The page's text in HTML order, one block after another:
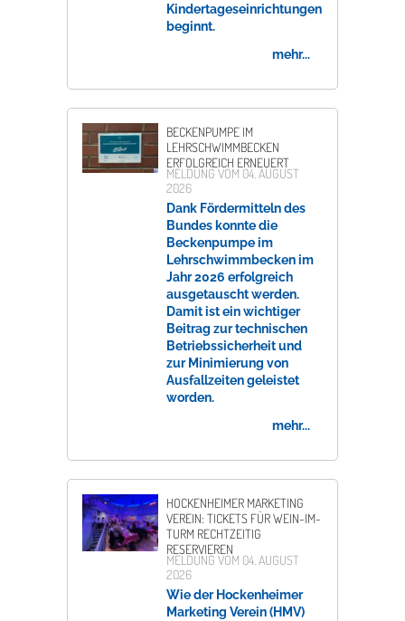
Kindertageseinrichtungen
beginnt.
mehr...
BECKENPUMPE IM
LEHRSCHWIMMBECKEN
ERFOLGREICH ERNEUERT
MELDUNG VOM 04. AUGUST
2026
Dank Fördermitteln des
Bundes konnte die
Beckenpumpe im
Lehrschwimmbecken im
Jahr 2026 erfolgreich
ausgetauscht werden.
Damit ist ein wichtiger
Beitrag zur technischen
Betriebssicherheit und
zur Minimierung von
Ausfallzeiten geleistet
worden.
mehr...
HOCKENHEIMER MARKETING
VEREIN: TICKETS FÜR WEIN-IM-
TURM RECHTZEITIG
RESERVIEREN
MELDUNG VOM 04. AUGUST
2026
Wie der Hockenheimer
Marketing Verein (HMV)